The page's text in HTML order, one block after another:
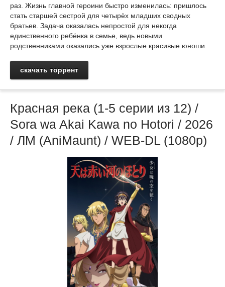
раз. Жизнь главной героини быстро изменилась: пришлось
стать старшей сестрой для четырёх младших сводных
братьев. Задача оказалась непростой для некогда
единственного ребёнка в семье, ведь новыми
родственниками оказались уже взрослые красивые юноши.
скачать торрент
Красная река (1-5 серии из 12) /
Sora wa Akai Kawa no Hotori / 2026
/ ЛМ (AniMaunt) / WEB-DL (1080p)